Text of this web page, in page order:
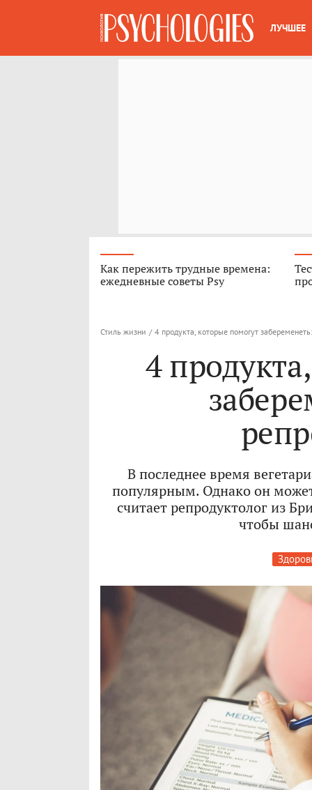
ЛУЧШЕЕ
Как пережить трудные времена:
ежедневные советы Psy
Стиль жизни / 4 продукта, которые помогут
4
В последнее время
популярным. Однако он
считает репродуктолог из
чтобы